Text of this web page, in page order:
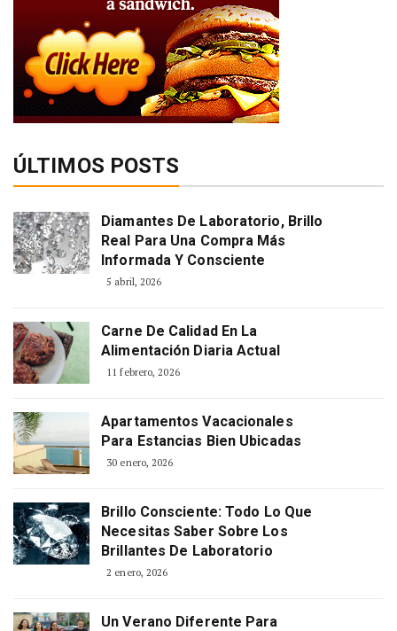
ÚLTIMOS POSTS
Diamantes De Laboratorio, Brillo
Real Para Una Compra Más
Informada Y Consciente
5 abril, 2026
Carne De Calidad En La
Alimentación Diaria Actual
11 febrero, 2026
Apartamentos Vacacionales
Para Estancias Bien Ubicadas
30 enero, 2026
Brillo Consciente: Todo Lo Que
Necesitas Saber Sobre Los
Brillantes De Laboratorio
2 enero, 2026
Un Verano Diferente Para